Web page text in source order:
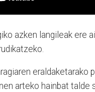
azken langileak ere
eraldaketarako
arteko hainbat